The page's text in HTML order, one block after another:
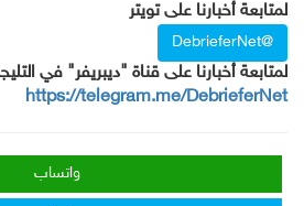
لمتابعة أخبارنا على تويتر
@DebrieferNet
لمتابعة أخبارنا على قناة "ديبريفر" في
https://telegram.me/DebrieferNet
واتساب